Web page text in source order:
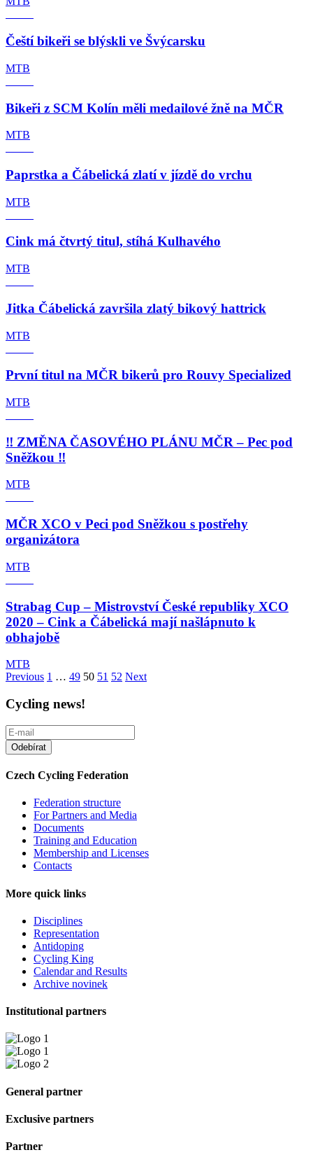
Čeští bikeři se blýskli ve Švýcarsku
MTB
Bikeři z SCM Kolín měli medailové žně na MČR
MTB
Paprstka a Čábelická zlatí v jízdě do vrchu
MTB
Cink má čtvrtý titul, stíhá Kulhavého
MTB
Jitka Čábelická završila zlatý bikový hattrick
MTB
První titul na MČR bikerů pro Rouvy Specialized
MTB
‼️ ZMĚNA ČASOVÉHO PLÁNU MČR – Pec pod
Sněžkou ‼️
MTB
MČR XCO v Peci pod Sněžkou s postřehy
organizátora
MTB
Strabag Cup – Mistrovství České republiky XCO
2020 – Cink a Čábelická mají našlápnuto k
obhajobě
MTB
Posts
pagination
Previous 1 … 49 50 51 52 Next
Cycling news!
Czech Cycling Federation
Federation structure
For Partners and Media
Documents
Training and Education
Membership and Licenses
Contacts
More quick links
Disciplines
Representation
Antidoping
Cycling King
Calendar and Results
Archive novinek
Institutional partners
General partner
Exclusive partners
Partner